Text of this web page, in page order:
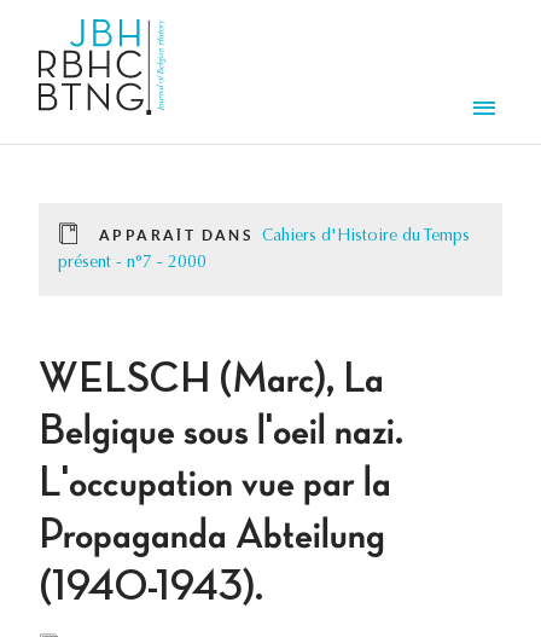
APPARAÎT DANS
Cahiers d'Histoire du Temps
présent - n°7 - 2000
WELSCH (Marc), La
Belgique sous l'oeil nazi.
L'occupation vue par la
Propaganda Abteilung
(1940-1943).